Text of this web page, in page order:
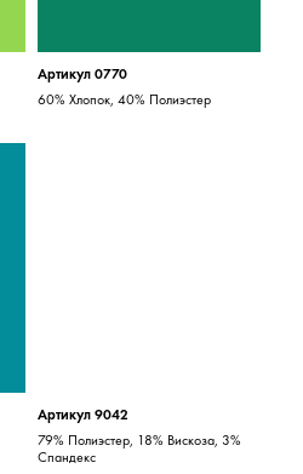
Артикул 0770
60% Хлопок, 40% Полиэстер
Артикул 9042
79% Полиэстер, 18% Вискоза, 3%
Спандекс